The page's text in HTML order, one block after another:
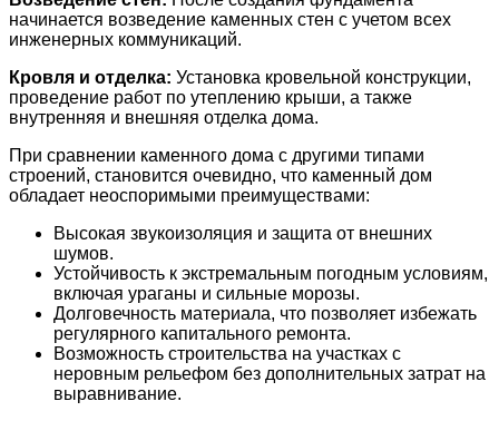
начинается возведение каменных стен с учетом всех
инженерных коммуникаций.
Кровля и отделка: Установка кровельной конструкции,
проведение работ по утеплению крыши, а также
внутренняя и внешняя отделка дома.
При сравнении каменного дома с другими типами
строений, становится очевидно, что каменный дом
обладает неоспоримыми преимуществами:
Высокая звукоизоляция и защита от внешних
шумов.
Устойчивость к экстремальным погодным условиям,
включая ураганы и сильные морозы.
Долговечность материала, что позволяет избежать
регулярного капитального ремонта.
Возможность строительства на участках с
неровным рельефом без дополнительных затрат на
выравнивание.